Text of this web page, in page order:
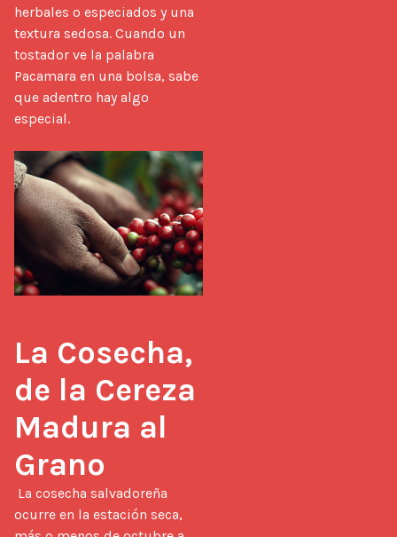
herbales o especiados y una
textura sedosa. Cuando un
tostador ve la palabra
Pacamara en una bolsa, sabe
que adentro hay algo
especial.
La Cosecha,
de la Cereza
Madura al
Grano
ocurre en la estación seca,